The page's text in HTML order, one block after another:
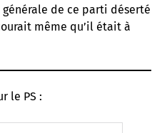
de ce parti déserté
même qu’il était à
le PS :